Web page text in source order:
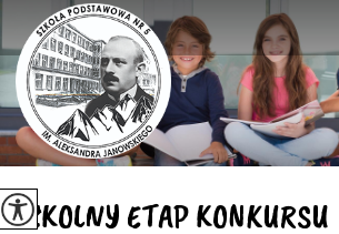
SZKOLNY ETAP KONKURSU